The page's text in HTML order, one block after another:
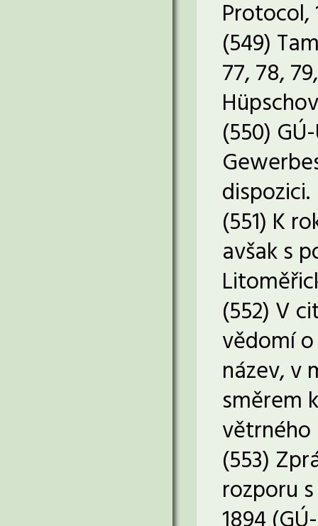
Protocol,
(549)
77, 78,
(550)
dispozici.
(551) K
avšak s
(552) V
vědomí
název, v
směrem
větrného
(553)
rozporu